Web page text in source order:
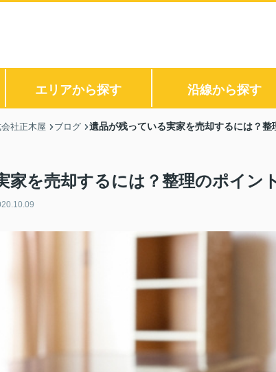
エリアから探す 沿線から探す
社正木屋 ブログ 遺品が残っている実家を売却するには？整
家を売却するには？整理のポイン